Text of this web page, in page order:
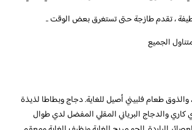
، تقدم طازجة حتى تستغرق بعض الوقت ..
الجميع
والذوق طعام فلبيني أصيل للغاية. دجاج وبطاطا لذيذة
كاري والدجاج البرياني المقلي المفضل لدي طوال